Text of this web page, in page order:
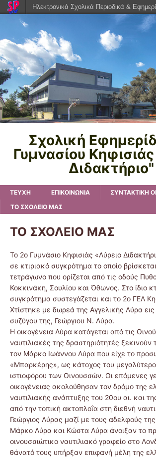
Σχολική
Γυμνασίου
Διδακτήριο"
TEYXH ΕΠΙΚΟΙΝΩΝΙΑ
ΣΥΝΤΑΚΤΙΚΗ
ΤΟ ΣΧΟΛΕΙΟ ΜΑΣ
ΤΟ ΣΧΟΛΕΙΟ ΜΑΣ
Το 2ο Γυμνάσιο Κηφισιάς «Λύρειο
σε κτιριακό συγκρότημα το οποίο
τετράγωνο που ορίζεται από τις οδούς
Κοκκινάκη, Σουλίου και Όθωνος. Στο ίδιο
συγκρότημα συστεγάζεται και το 2ο ΓΕΛ
Χτίστηκε με δωρεά της Αγγελικής Λύρα
συζύγου της, Γεώργιου Ν. Λύρα.
Η οικογένεια Λύρα κατάγεται από τις
ναυτιλιακές της δραστηριότητές ξεκινούν
τον Μάρκο Ιωάννου Λύρα που είχε το
«Μπαρκέρης», ως κάτοχος του
ιστιοφόρου των Οινουσσών. Οι επόμενες
οικογένειας ακολούθησαν τον δρόμο της
ναυτιλιακής ανάπτυξης του 20ου αι. και
από την τοπική ακτοπλοΐα στη διεθνή
Γεώργιος Λύρας μαζί με τους αδελφούς
Μάρκο Λύρα και Κώστα Λύρα άνοιξαν το
οινουσσιώτικο ναυτιλιακό γραφείο στο
θάνατό τους υπήρξαν επιφανή μέλη της
Ηλεκτρονικά Σχολικά Περιοδικά &